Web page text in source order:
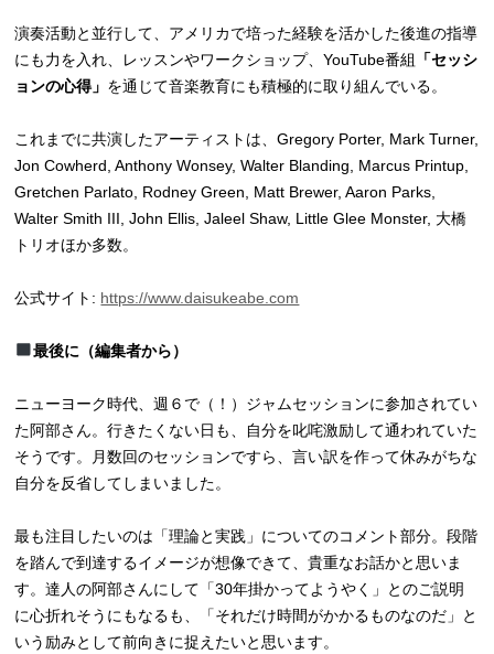
演奏活動と並行して、アメリカで培った経験を活かした後進の指導
にも力を入れ、レッスンやワークショップ、YouTube番組
「セッシ
ョンの心得」 を通じて音楽教育にも積極的に取り組んでいる。
これまでに共演したアーティストは、Gregory Porter, Mark Turner,
Jon Cowherd, Anthony Wonsey, Walter Blanding, Marcus Printup,
Gretchen Parlato, Rodney Green, Matt Brewer, Aaron Parks,
Walter Smith III, John Ellis, Jaleel Shaw, Little Glee Monster, 大橋
トリオほか多数。
公式サイト: https://www.daisukeabe.com
最後に（編集者から）
ニューヨーク時代、週６で（！）ジャムセッションに参加されてい
た阿部さん。行きたくない日も、自分を叱咤激励して通われていた
そうです。月数回のセッションですら、言い訳を作って休みがちな
自分を反省してしまいました。
最も注目したいのは「理論と実践」についてのコメント部分。段階
を踏んで到達するイメージが想像できて、貴重なお話かと思いま
す。達人の阿部さんにして「30年掛かってようやく」とのご説明
に心折れそうにもなるも、「それだけ時間がかかるものなのだ」と
いう励みとして前向きに捉えたいと思います。